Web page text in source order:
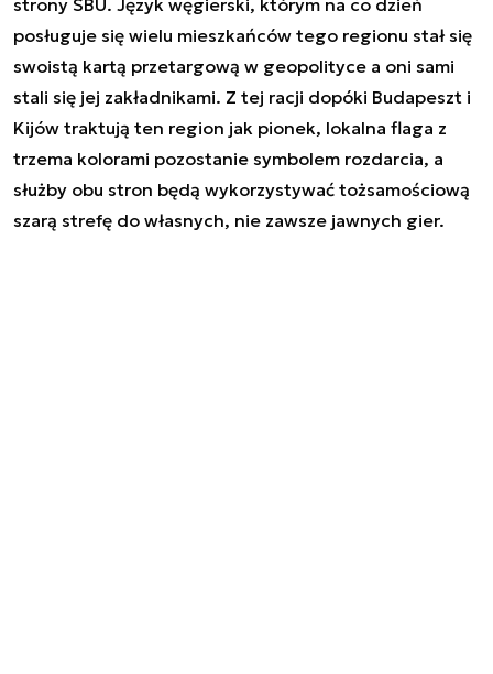
strony SBU. Język węgierski, którym na co dzień
posługuje się wielu mieszkańców tego regionu stał się
swoistą kartą przetargową w geopolityce a oni sami
stali się jej zakładnikami. Z tej racji dopóki Budapeszt i
Kijów traktują ten region jak pionek, lokalna flaga z
trzema kolorami pozostanie symbolem rozdarcia, a
służby obu stron będą wykorzystywać tożsamościową
szarą strefę do własnych, nie zawsze jawnych gier.